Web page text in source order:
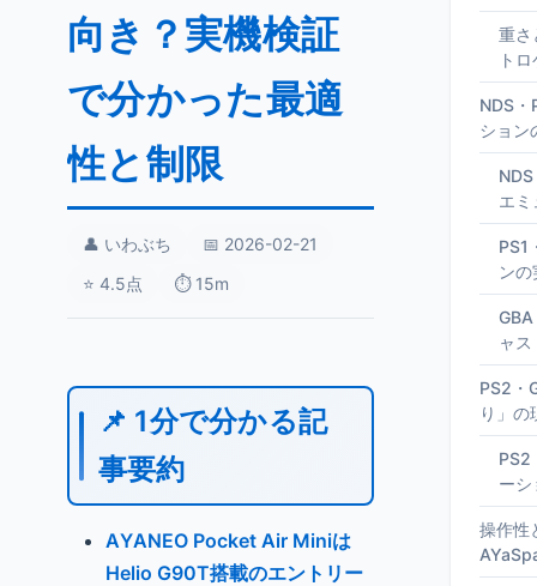
向き？実機検証
で分かった最適
性と制限
👤 いわぶち
📅 2026-02-21
⭐ 4.5点
⏱️ 15m
📌 1分で分かる記
事要約
AYANEO Pocket Air Miniは
Helio G90T搭載のエントリー
重さ
ト
NDS・
ション
エミ
PS1
ン
ャ
PS2・
り」の
PS2
ーシ
操作性